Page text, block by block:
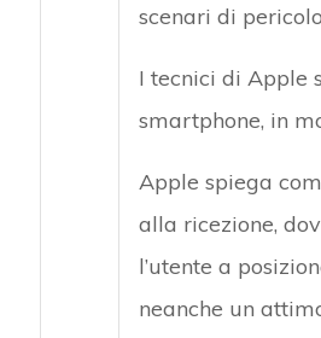
scenari di
I tecnici di Apple
smartphone, in
Apple spiega
alla ricezione,
l’utente a
neanche un